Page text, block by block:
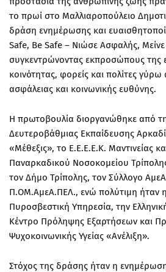
το πρωί στο Μαλλιαροπούλειο
δράση ενημέρωσης και
Safe, Be Safe – Νιώσε Ασφαλής,
συγκεντρώνοντας εκπροσώπους της
κοινότητας, φορείς και πολίτες
ασφάλειας και κοινωνικής ευθύνης.
Η πρωτοβουλία διοργανώθηκε από
Δευτεροβάθμιας Εκπαίδευσης
«Μέθεξις», το Ε.Ε.Ε.Ε.Κ. Μαντινείας
Παναρκαδικού Νοσοκομείου
τον Δήμο Τρίπολης, τον Σύλλογο
Π.ΟΜ.ΑμεΑ.ΠΕΛ., ενώ πολύτιμη ήταν
Πυροσβεστική Υπηρεσία, την
Κέντρο Πρόληψης Εξαρτήσεων και
Ψυχοκοινωνικής Υγείας «Ανέλιξη».
Στόχος της δράσης ήταν η